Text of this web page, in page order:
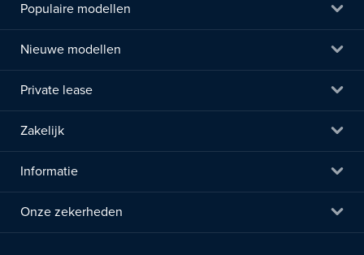
Populaire modellen
Nieuwe modellen
Private lease
Zakelijk
Informatie
Onze zekerheden